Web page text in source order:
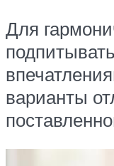
Для
варианты